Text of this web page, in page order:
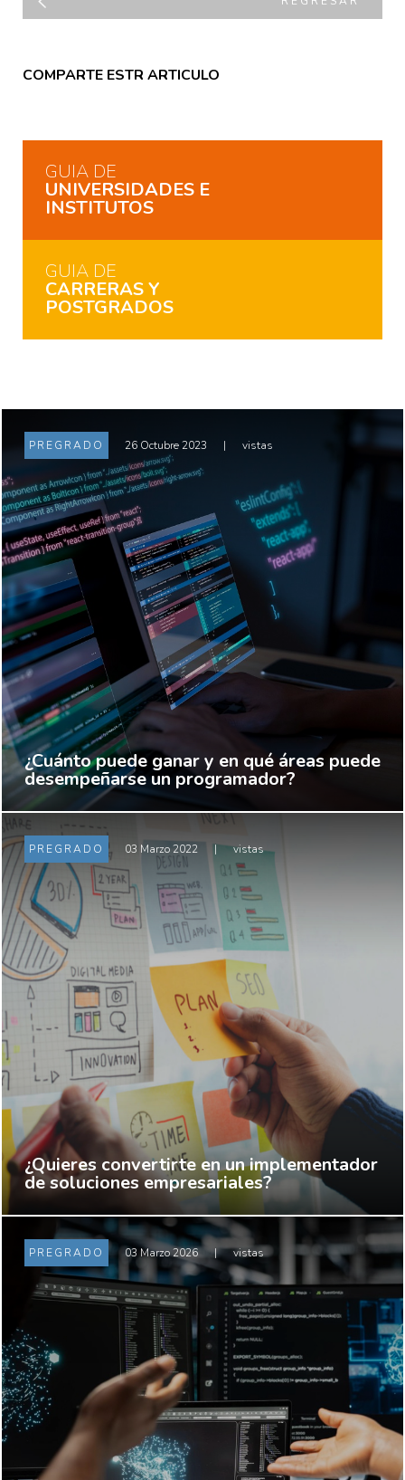
COMPARTE ESTR ARTICULO
GUIA DE
UNIVERSIDADES E
INSTITUTOS
GUIA DE
CARRERAS Y
POSTGRADOS
PREGRADO 26 Octubre 2023 | vistas
¿Cuánto puede ganar y en qué áreas puede
desempeñarse un programador?
PREGRADO 03 Marzo 2022 | vistas
¿Quieres convertirte en un implementador
de soluciones empresariales?
PREGRADO 03 Marzo 2026 | vistas